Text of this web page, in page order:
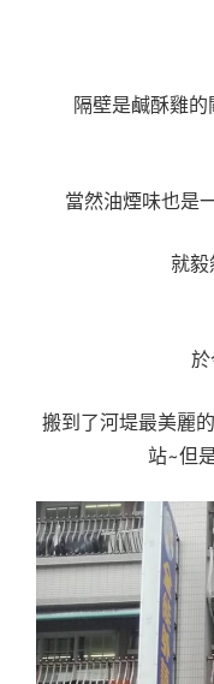
隔壁是鹹酥雞
當然油煙味也是
就毅
搬到了河堤最美麗
站~但